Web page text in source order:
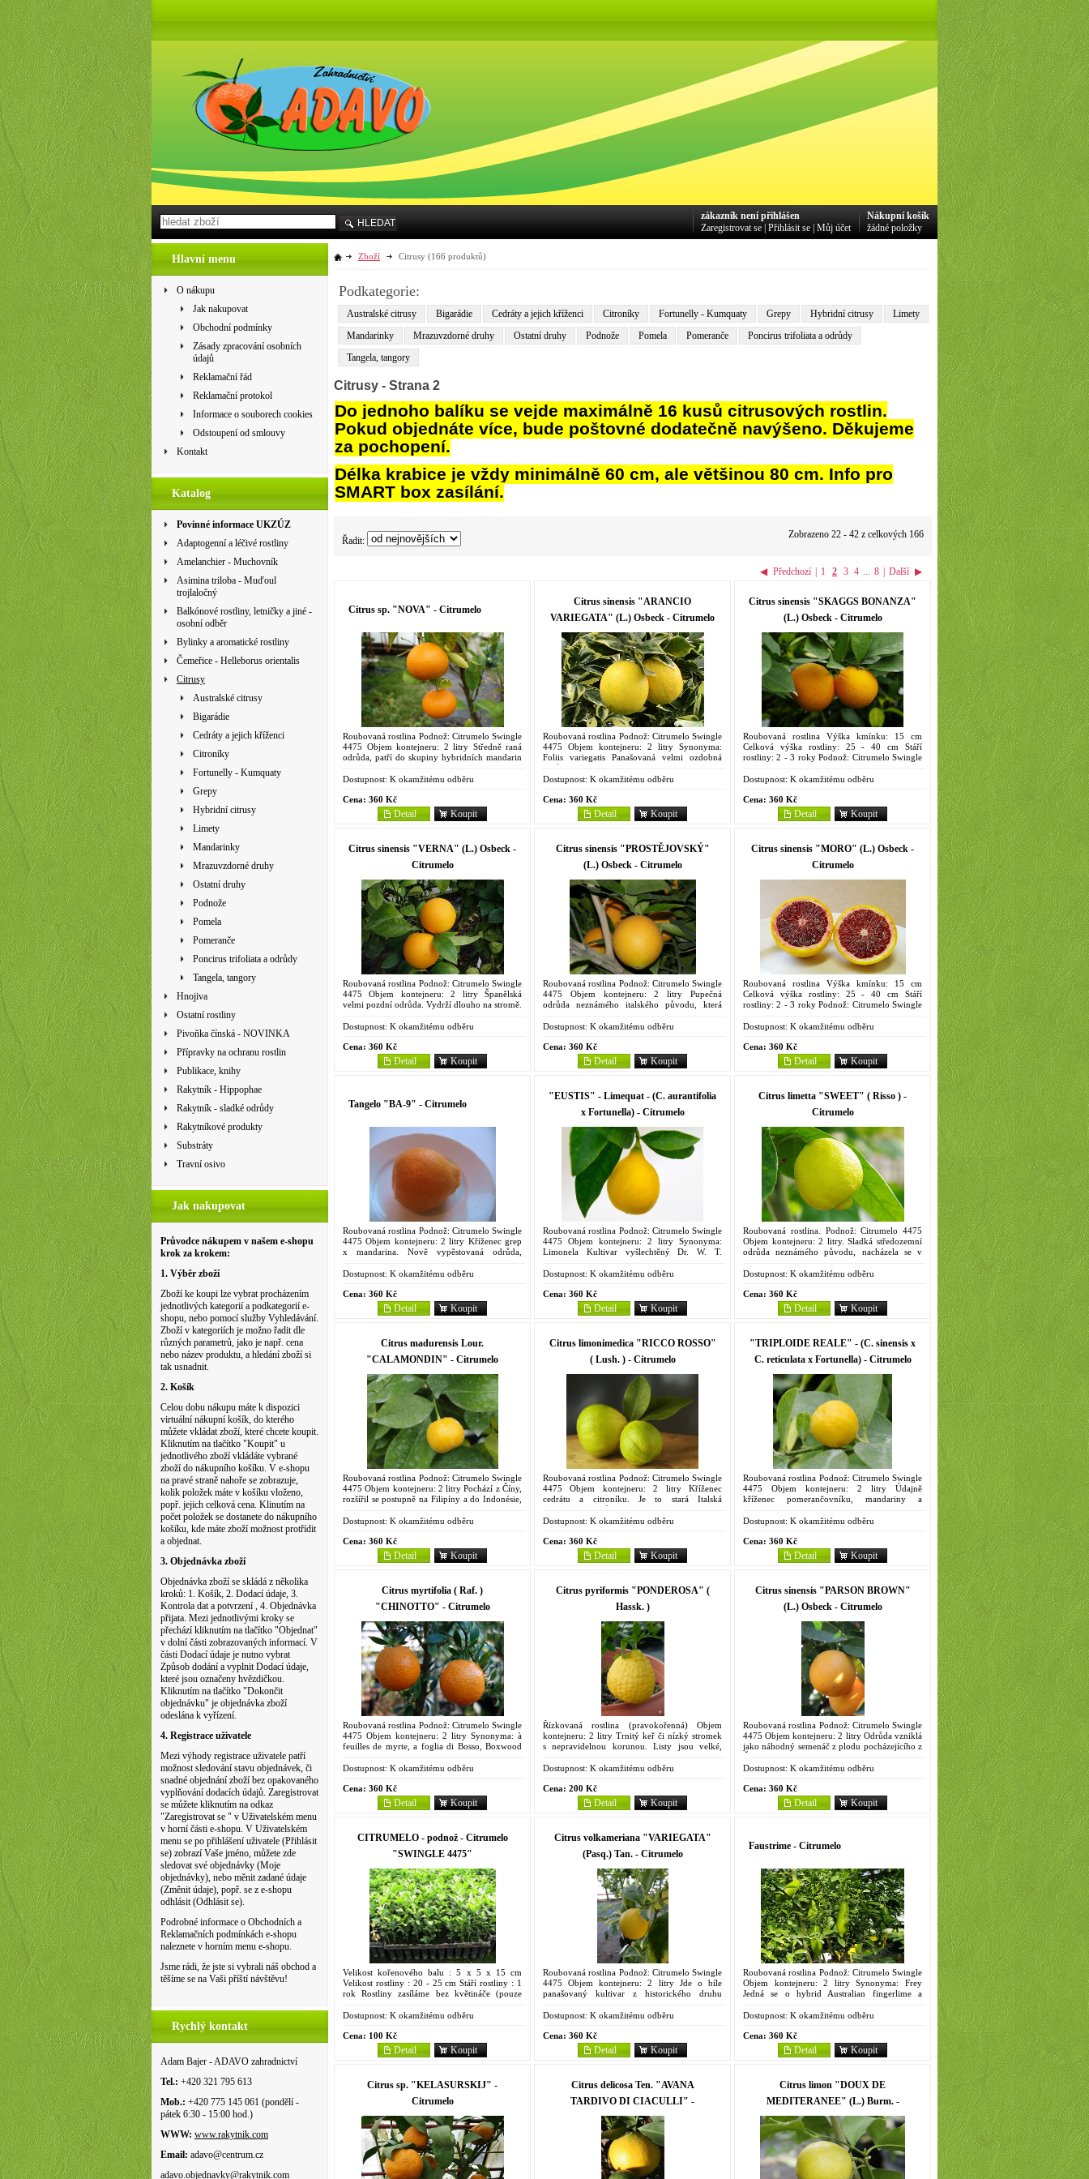
Hlavní menu
O nákupu
Jak nakupovat
Obchodní podmínky
Zásady zpracování osobních
údajů
Reklamační řád
Reklamační protokol
Informace o souborech cookies
Odstoupení od smlouvy
Kontakt
Katalog
Povinné informace UKZÚZ
Adaptogenní a léčivé rostliny
Amelanchier - Muchovník
Asimina triloba - Muďoul
trojlaločný
Balkónové rostliny, letničky a jiné -
osobní odběr
Bylinky a aromatické rostliny
Čemeřice - Helleborus orientalis
Citrusy
Australské citrusy
Bigarádie
Cedráty a jejich kříženci
Citroníky
Fortunelly - Kumquaty
Grepy
Hybridní citrusy
Limety
Mandarinky
Mrazuvzdorné druhy
Ostatní druhy
Podnože
Pomela
Pomeranče
Poncirus trifoliata a odrůdy
Tangela, tangory
Hnojiva
Ostatní rostliny
Pivoňka čínská - NOVINKA
Přípravky na ochranu rostlin
Publikace, knihy
Rakytník - Hippophae
Rakytník - sladké odrůdy
Rakytníkové produkty
Substráty
Travní osivo
Jak nakupovat
Průvodce nákupem v našem e-shopu
krok za krokem:
1. Výběr zboží
Zboží ke koupi lze vybrat procházením
jednotlivých kategorií a podkategorií e-
shopu, nebo pomocí služby Vyhledávání.
Zboží v kategoriích je možno řadit dle
různých parametrů, jako je např. cena
nebo název produktu, a hledání zboží si
tak usnadnit.
2. Košík
Celou dobu nákupu máte k dispozici
virtuální nákupní košík, do kterého
můžete vkládat zboží, které chcete koupit.
Kliknutím na tlačítko "Koupit" u
jednotlivého zboží vkládáte vybrané
zboží do nákupního košíku. V e-shopu
na pravé straně nahoře se zobrazuje,
kolik položek máte v košíku vloženo,
popř. jejich celková cena. Klinutím na
počet položek se dostanete do nákupního
košíku, kde máte zboží možnost protřídit
a objednat.
3. Objednávka zboží
Objednávka zboží se skládá z několika
kroků: 1. Košík, 2. Dodací údaje, 3.
Kontrola dat a potvrzení , 4. Objednávka
přijata. Mezi jednotlivými kroky se
přechází kliknutím na tlačítko "Objednat"
v dolní části zobrazovaných informací. V
části Dodací údaje je nutno vybrat
Způsob dodání a vyplnit Dodací údaje,
které jsou označeny hvězdičkou.
Kliknutím na tlačítko "Dokončit
objednávku" je objednávka zboží
odeslána k vyřízení.
4. Registrace uživatele
Mezi výhody registrace uživatele patří
možnost sledování stavu objednávek, či
snadné objednání zboží bez opakovaného
vyplňování dodacích údajů. Zaregistrovat
se můžete kliknutím na odkaz
"Zaregistrovat se " v Uživatelském menu
v horní části e-shopu. V Uživatelském
menu se po přihlášení uživatele (Přihlásit
se) zobrazí Vaše jméno, můžete zde
sledovat své objednávky (Moje
objednávky), nebo měnit zadané údaje
(Změnit údaje), popř. se z e-shopu
odhlásit (Odhlásit se).
Podrobné informace o Obchodních a
Reklamačních podmínkách e-shopu
naleznete v horním menu e-shopu.
Jsme rádi, že jste si vybrali náš obchod a
těšíme se na Vaši příští návštěvu!
Rychlý kontakt
Adam Bajer - ADAVO zahradnictví
Tel.: +420 321 795 613
Mob.: +420 775 145 061 (pondělí -
pátek 6:30 - 15:00 hod.)
WWW: www.rakytnik.com
Email: adavo@centrum.cz
adavo.objednavky@rakytnik.com
Zboží Citrusy (166 produktů)
Podkategorie:
Australské citrusy Bigarádie Cedráty a jejich kříženci Citroníky Fortunelly - Kumquaty Grepy Hybridní citrusy
Limety
Mandarinky
Mrazuvzdorné druhy Ostatní druhy Podnože Pomela Pomeranče
Poncirus trifoliata a odrůdy
Tangela, tangory
Citrusy - Strana 2
Do jednoho balíku se vejde maximálně 16 kusů citrusových rostlin.
Pokud objednáte více, bude poštovné dodatečně navýšeno. Děkujeme
za pochopení.
Délka krabice je vždy minimálně 60 cm, ale většinou 80 cm. Info pro
SMART box zasílání.
Řadit:
Zobrazeno 22 - 42 z celkových 166
◀ Předchozí | 1 2 3 4 8 | Další ▶
Citrus sp. "NOVA" - Citrumelo
Roubovaná rostlina Podnož: Citrumelo Swingle
4475 Objem kontejneru: 2 litry Středně raná
odrůda, patří do skupiny hybridních mandarin
vytvořili F. C....
Dostupnost: K okamžitému odběru
Cena: 360 Kč
Koupit
Detail
Citrus sinensis "ARANCIO
VARIEGATA" (L.) Osbeck - Citrumelo
Roubovaná rostlina Podnož: Citrumelo Swingle
4475 Objem kontejneru: 2 litry Synonyma:
Foliis variegatis Panašovaná velmi ozdobná
odrůda známá v Evropě již v 18. století,
pravděpodobně...
Dostupnost: K okamžitému odběru
Cena: 360 Kč
Koupit
Detail
Citrus sinensis "SKAGGS BONANZA"
(L.) Osbeck - Citrumelo
Roubovaná rostlina Výška kmínku: 15 cm
Celková výška rostliny: 25 - 40 cm Stáří
rostliny: 2 - 3 roky Podnož: Citrumelo Swingle
raná...
Dostupnost: K okamžitému odběru
Cena: 360 Kč
Koupit
Detail
Citrus sinensis "VERNA" (L.) Osbeck -
Citrumelo
Roubovaná rostlina Podnož: Citrumelo Swingle
4475 Objem kontejneru: 2 litry Španělská
velmi pozdní odrůda. Vydrží dlouho na stromě.
obvykle krátké, úzké....
Dostupnost: K okamžitému odběru
Cena: 360 Kč
Koupit
Detail
Citrus sinensis "PROSTĚJOVSKÝ"
(L.) Osbeck - Citrumelo
Roubovaná rostlina Podnož: Citrumelo Swingle
4475 Objem kontejneru: 2 litry Pupečná
odrůda neznámého italského původu, která
domácí odrůdou. Odtud pak...
Dostupnost: K okamžitému odběru
Cena: 360 Kč
Koupit
Detail
Citrus sinensis "MORO" (L.) Osbeck -
Citrumelo
Roubovaná rostlina Výška kmínku: 15 cm
Celková výška rostliny: 25 - 40 cm Stáří
rostliny: 2 - 3 roky Podnož: Citrumelo Swingle
úrodný krvavý...
Dostupnost: K okamžitému odběru
Cena: 360 Kč
Koupit
Detail
Tangelo "BA-9" - Citrumelo
Roubovaná rostlina Podnož: Citrumelo Swingle
4475 Objem kontejneru: 2 litry Kříženec grep
x mandarina. Nově vypěstovaná odrůda,
A. Bertolamiho....
Dostupnost: K okamžitému odběru
Cena: 360 Kč
Koupit
Detail
"EUSTIS" - Limequat - (C. aurantifolia
x Fortunella) - Citrumelo
Roubovaná rostlina Podnož: Citrumelo Swingle
4475 Objem kontejneru: 2 litry Synonyma:
Limonela Kultivar vyšlechtěný Dr. W. T.
a pojmenován v...
Dostupnost: K okamžitému odběru
Cena: 360 Kč
Koupit
Detail
Citrus limetta "SWEET" ( Risso ) -
Citrumelo
Roubovaná rostlina. Podnož: Citrumelo 4475
Objem kontejneru: 2 litry. Sladká středozemní
odrůda neznámého původu, nacházela se v
pravděpodobně pochází...
Dostupnost: K okamžitému odběru
Cena: 360 Kč
Koupit
Detail
Citrus madurensis Lour.
"CALAMONDIN" - Citrumelo
Roubovaná rostlina Podnož: Citrumelo Swingle
4475 Objem kontejneru: 2 litry Pochází z Číny,
rozšířil se postupně na Filipíny a do Indonésie,
Itálie...
Dostupnost: K okamžitému odběru
Cena: 360 Kč
Koupit
Detail
Citrus limonimedica "RICCO ROSSO"
( Lush. ) - Citrumelo
Roubovaná rostlina Podnož: Citrumelo Swingle
4475 Objem kontejneru: 2 litry Kříženec
cedrátu a citroníku. Je to stará Italská
remontantní odrůda, nejvíce však kvete na jaře
a na podzim. Vzrustný...
Dostupnost: K okamžitému odběru
Cena: 360 Kč
Koupit
Detail
"TRIPLOIDE REALE" - (C. sinensis x
C. reticulata x Fortunella) - Citrumelo
Roubovaná rostlina Podnož: Citrumelo Swingle
4475 Objem kontejneru: 2 litry Údajně
kříženec pomerančovníku, mandariny a
(průměr do 3 cm) kónického tvaru,...
Dostupnost: K okamžitému odběru
Cena: 360 Kč
Koupit
Detail
Citrus myrtifolia ( Raf. )
"CHINOTTO" - Citrumelo
Roubovaná rostlina Podnož: Citrumelo Swingle
4475 Objem kontejneru: 2 litry Synonyma: à
feuilles de myrte, a foglia di Bosso, Boxwood
Chinettos,...
Dostupnost: K okamžitému odběru
Cena: 360 Kč
Koupit
Detail
Citrus pyriformis "PONDEROSA" (
Hassk. )
Řízkovaná rostlina (pravokořenná) Objem
kontejneru: 2 litry Trnitý keř či nízký stromek
s nepravidelnou korunou. Listy jsou velké,
květních...
Dostupnost: K okamžitému odběru
Cena: 200 Kč
Koupit
Detail
Citrus sinensis "PARSON BROWN"
(L.) Osbeck - Citrumelo
Roubovaná rostlina Podnož: Citrumelo Swingle
4475 Objem kontejneru: 2 litry Odrůda vzniklá
jako náhodný semenáč z plodu pocházejícího z
ranost se...
Dostupnost: K okamžitému odběru
Cena: 360 Kč
Koupit
Detail
CITRUMELO - podnož - Citrumelo
"SWINGLE 4475"
Velikost kořenového balu : 5 x 5 x 15 cm
Velikost rostliny : 20 - 25 cm Stáří rostliny : 1
rok Rostliny zasíláme bez květináče (pouze
Dostupnost: K okamžitému odběru
Cena: 100 Kč
Koupit
Detail
Citrus volkameriana "VARIEGATA"
(Pasq.) Tan. - Citrumelo
Roubovaná rostlina Podnož: Citrumelo Swingle
4475 Objem kontejneru: 2 litry Jde o bíle
panašovaný kultivar z historického druhu
po...
Dostupnost: K okamžitému odběru
Cena: 360 Kč
Koupit
Detail
Faustrime - Citrumelo
Roubovaná rostlina Podnož: Citrumelo Swingle
Objem kontejneru: 2 litry Synonyma: Frey
Jedná se o hybrid Australian fingerlime a
vzrůstný strom....
Dostupnost: K okamžitému odběru
Cena: 360 Kč
Koupit
Detail
Citrus sp. "KELASURSKIJ" -
Citrumelo
Citrus delicosa Ten. "AVANA
TARDIVO DI CIACULLI" -
Citrumelo
Citrus limon "DOUX DE
MEDITERANEE" (L.) Burm. -
Citrumelo
HLEDAT
Nákupní košík
žádné položky
zákazník není přihlášen
Zaregistrovat se Přihlásit se Můj účet